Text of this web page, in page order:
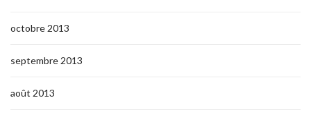
octobre 2013
septembre 2013
août 2013